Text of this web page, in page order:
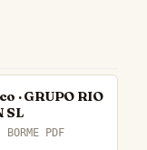
· GRUPO RIO
SL
BORME PDF